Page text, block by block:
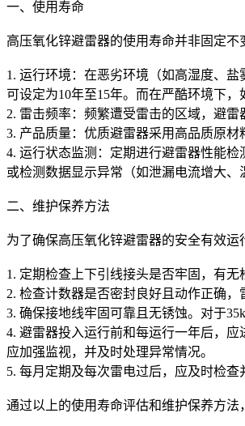
一、使用寿命
高压氧化锌避雷器的使用寿命并非固定
1. 运行环境：在恶劣环境（如高湿度、
可设定为10年至15年。而在严酷环境下
2. 雷击频率：频繁遭受雷击的区域，避
3. 产品质量：优质避雷器采用高品质原材
4. 运行状态监测：定期进行避雷器性能
或检测数据显示异常（如泄漏电流增大、
二、维护保养方法
为了确保高压氧化锌避雷器的安全有效运
1. 定期检查上下引线接头是否牢固，有
2. 检查计数器是否密封良好且动作正确
3. 确保接地线牢固可靠且无锈蚀。对于
4. 避雷器投入运行前和每运行一年后，
应加强监视，并及时处理异常情况。
5. 每月定期及每次雷电过后，应及时检
通过以上的使用寿命评估和维护保养方